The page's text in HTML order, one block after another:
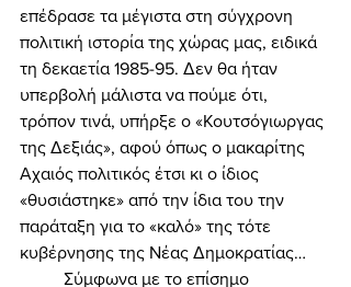
επέδρασε τα μέγιστα στη σύγχρονη
πολιτική ιστορία της χώρας μας, ειδικά
τη δεκαετία 1985-95. Δεν θα ήταν
υπερβολή μάλιστα να πούμε ότι,
τρόπον τινά, υπήρξε ο «Κουτσόγιωργας
της Δεξιάς», αφού όπως ο μακαρίτης
Αχαιός πολιτικός έτσι κι ο ίδιος
«θυσιάστηκε» από την ίδια του την
παράταξη για το «καλό» της τότε
κυβέρνησης της Νέας Δημοκρατίας…